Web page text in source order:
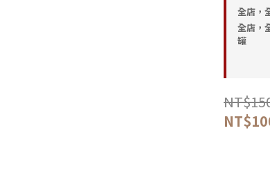
全店，
全店，
罐